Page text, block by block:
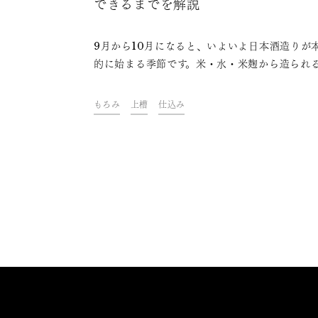
できるまでを解説
9月から10月になると、いよいよ日本酒造りが
的に始まる季節です。米・水・米麹から造られ
うに日本酒が造られているのでしょうか？日本
できるまでの工程を一つ一つご紹介します。
もろみ 上槽 仕込み